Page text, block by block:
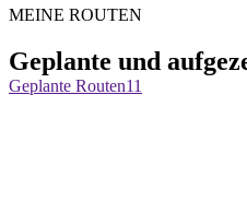
MEINE ROUTEN
Geplante und
Geplante Routen11